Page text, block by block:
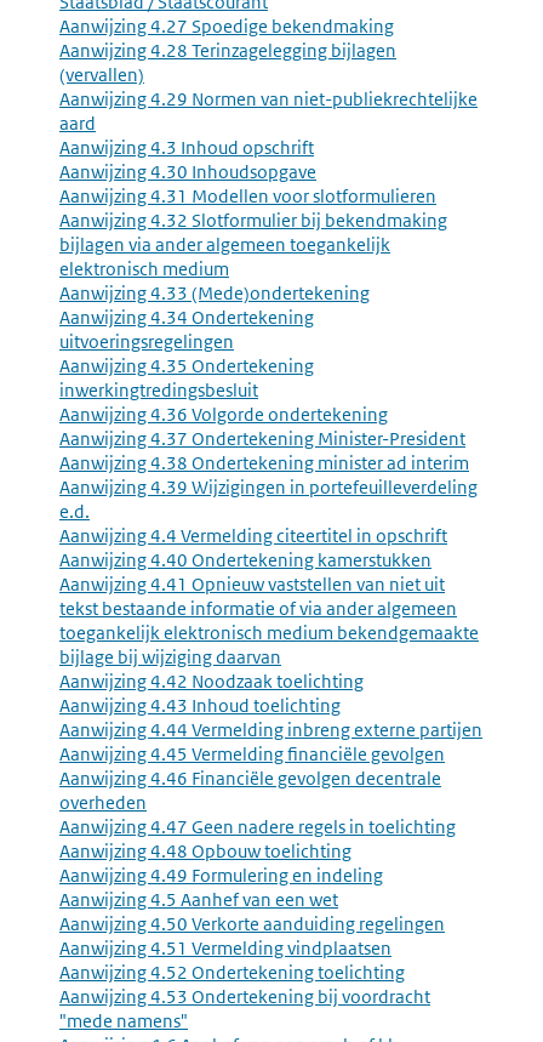
Aanwijzing 4.27 Spoedige bekendmaking
Aanwijzing 4.28 Terinzagelegging bijlagen
(vervallen)
Aanwijzing 4.29 Normen van niet-publiekrechtelijke
aard
Aanwijzing 4.3 Inhoud opschrift
Aanwijzing 4.30 Inhoudsopgave
Aanwijzing 4.31 Modellen voor slotformulieren
Aanwijzing 4.32 Slotformulier bij bekendmaking
bijlagen via ander algemeen toegankelijk
elektronisch medium
Aanwijzing 4.33 (Mede)ondertekening
Aanwijzing 4.34 Ondertekening
uitvoeringsregelingen
Aanwijzing 4.35 Ondertekening
inwerkingtredingsbesluit
Aanwijzing 4.36 Volgorde ondertekening
Aanwijzing 4.37 Ondertekening Minister-President
Aanwijzing 4.38 Ondertekening minister ad interim
Aanwijzing 4.39 Wijzigingen in portefeuilleverdeling
e.d.
Aanwijzing 4.4 Vermelding citeertitel in opschrift
Aanwijzing 4.40 Ondertekening kamerstukken
Aanwijzing 4.41 Opnieuw vaststellen van niet uit
tekst bestaande informatie of via ander algemeen
toegankelijk elektronisch medium bekendgemaakte
bijlage bij wijziging daarvan
Aanwijzing 4.42 Noodzaak toelichting
Aanwijzing 4.43 Inhoud toelichting
Aanwijzing 4.44 Vermelding inbreng externe partijen
Aanwijzing 4.45 Vermelding financiële gevolgen
Aanwijzing 4.46 Financiële gevolgen decentrale
overheden
Aanwijzing 4.47 Geen nadere regels in toelichting
Aanwijzing 4.48 Opbouw toelichting
Aanwijzing 4.49 Formulering en indeling
Aanwijzing 4.5 Aanhef van een wet
Aanwijzing 4.50 Verkorte aanduiding regelingen
Aanwijzing 4.51 Vermelding vindplaatsen
Aanwijzing 4.52 Ondertekening toelichting
Aanwijzing 4.53 Ondertekening bij voordracht
"mede namens"